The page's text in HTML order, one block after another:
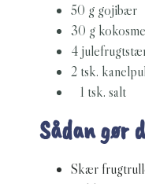
50 g gojibær
30 g
4
2 tsk.
1 tsk. salt
Sådan gør
Skær